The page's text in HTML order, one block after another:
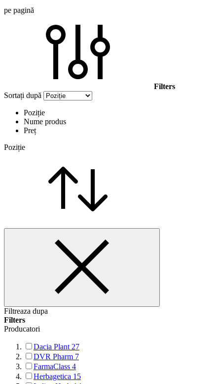
pe pagină
Filters
Sortați după
Poziție
Nume produs
Preț
Poziție
Filtreaza dupa
Filters
Producatori
Dacia Plant 27
DVR Pharm 7
FarmaClass 4
Herbagetica 15